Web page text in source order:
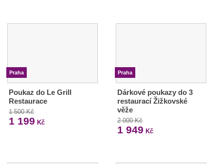
Praha
Poukaz do Le Grill
Restaurace
1 500 Kč
1 199 Kč
Praha
Dárkové poukazy do 3
restaurací Žižkovské
věže
2 000 Kč
1 949 Kč